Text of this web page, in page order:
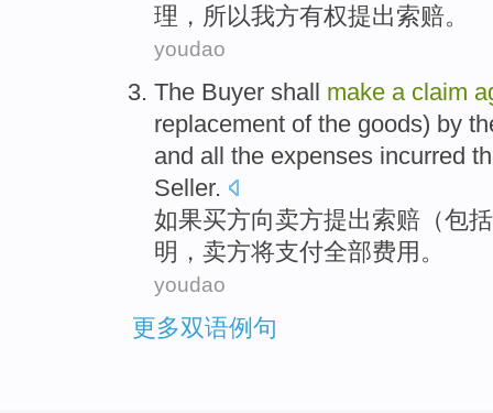
理， 所以我方有权提出索赔。
youdao
The Buyer shall make a claim
replacement of the goods) by
and all the expenses incurred
Seller.
如果买方向卖方提出索赔（包括
明 ，卖方将支付全部费用 。
youdao
更多双语例句